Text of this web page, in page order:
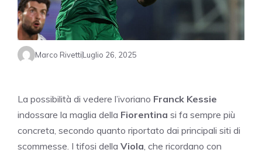
Marco RivettiLuglio 26, 2025
La possibilità di vedere l’ivoriano Franck Kessie
indossare la maglia della Fiorentina si fa sempre più
concreta, secondo quanto riportato dai principali siti di
scommesse. I tifosi della Viola, che ricordano con